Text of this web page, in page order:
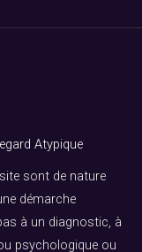
Atypique
sont de nature
démarche
à un diagnostic, à
psychologique ou